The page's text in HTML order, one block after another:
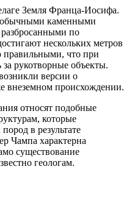
Земля Франца-Иосифа.
каменными
по
нескольких метров
правильными, что при
за рукотворные объекты.
версии о
внеземном происхождении.
относят подобные
которые
в результате
Чампа характерна
существование
геологам.